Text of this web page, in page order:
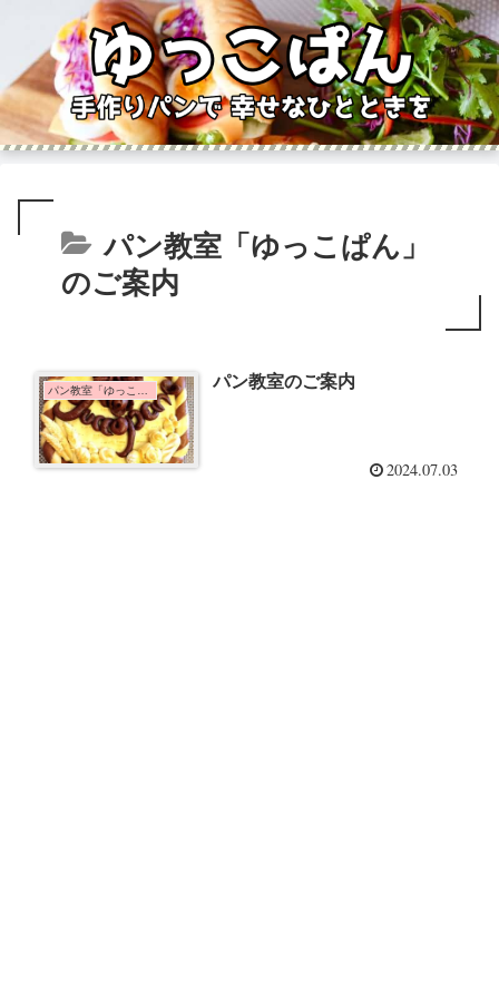
パン教室「ゆっこぱん」
のご案内
パン教室のご案内
2024.07.03